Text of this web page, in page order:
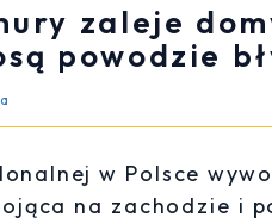
zaleje
powodzie
w Polsce
na zachodzie i